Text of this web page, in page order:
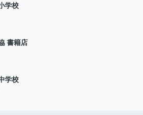
学校
書籍店
学校